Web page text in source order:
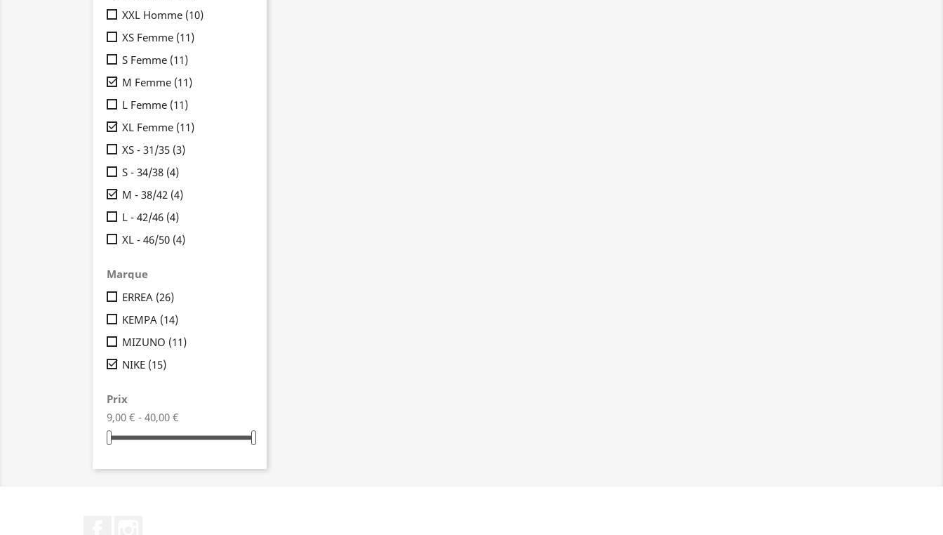
XXL Homme (10)
XS Femme (11)
S Femme (11)
 M Femme (11)
L Femme (11)
 XL Femme (11)
XS - 31/35 (3)
S - 34/38 (4)
 M - 38/42 (4)
L - 42/46 (4)
XL - 46/50 (4)
Marque
ERREA (26)
KEMPA (14)
MIZUNO (11)
 NIKE (15)
Prix
9,00 € - 40,00 €